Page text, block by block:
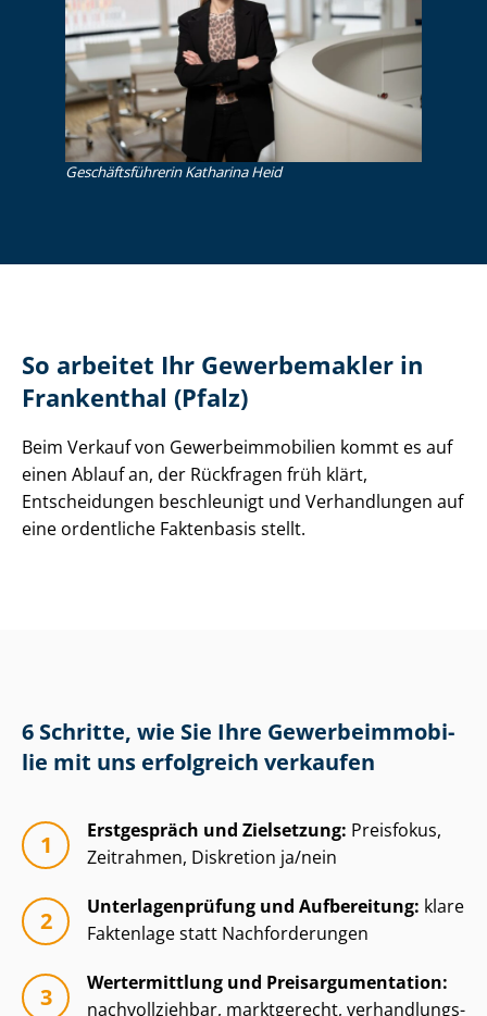
Ge­schäfts­füh­re­rin Katharina Heid
So arbeitet Ihr Gewerbemakler in
Frankenthal (Pfalz)
Beim Verkauf von Ge­wer­be­im­mo­bi­li­en kommt es auf
einen Ablauf an, der Rückfragen früh klärt,
Entscheidungen beschleunigt und Verhandlungen auf
eine ordentliche Faktenbasis stellt.
6 Schritte, wie Sie Ihre Ge­wer­be­im­mo­bi­
lie mit uns erfolgreich verkaufen
Erstgespräch und Zielsetzung: Preisfokus,
Zeitrahmen, Diskretion ja/nein
Un­ter­la­gen­prü­fung und Aufbereitung: klare
Faktenlage statt Nachforderungen
Wertermittlung und Preisar­gu­men­ta­ti­on:
nachvollziehbar, marktgerecht, ver­hand­lungs­